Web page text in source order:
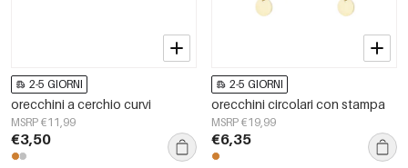
2-5 GIORNI
orecchini a cerchio curvi
MSRP €11,99
€3,50
2-5 GIORNI
orecchini circolari con stampa
MSRP €19,99
€6,35